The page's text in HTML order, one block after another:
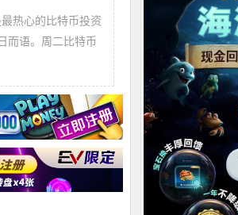
热心的比特币投资
而语。周二比特币